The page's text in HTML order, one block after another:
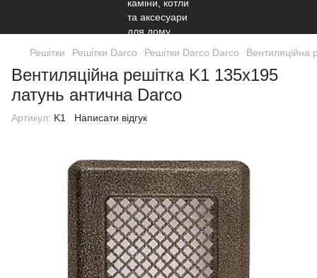
Решітки Решітки Darco Решітки Darco Darco Вентиляційна
Вентиляційна решітка K1 135х195
латунь антична Darco
Артикул: K1 Написати відгук